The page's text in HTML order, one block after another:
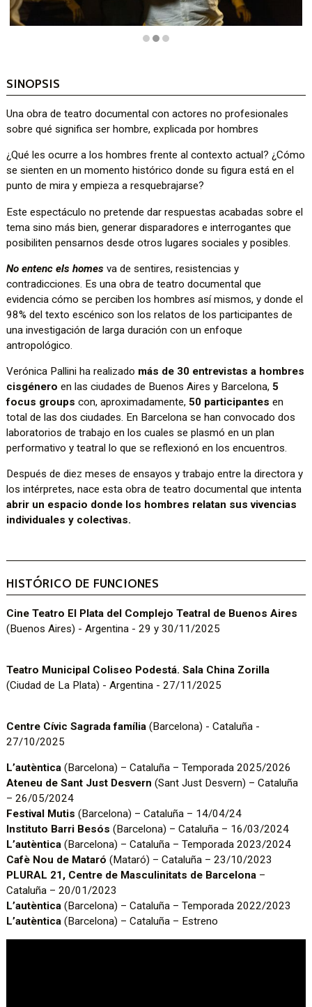
SINOPSIS
Una obra de teatro documental con actores no profesionales
sobre qué significa ser hombre, explicada por hombres
¿Qué les ocurre a los hombres frente al contexto actual? ¿Cómo
se sienten en un momento histórico donde su figura está en el
punto de mira y empieza a resquebrajarse?
Este espectáculo no pretende dar respuestas acabadas sobre el
tema sino más bien, generar disparadores e interrogantes que
posibiliten pensarnos desde otros lugares sociales y posibles.
No entenc els homesva de sentires, resistencias y
contradicciones. Es una obra de teatro documental que
evidencia cómo se perciben los hombres así mismos, y donde el
98% del texto escénico son los relatos de los participantes de
una investigación de larga duración con un enfoque
antropológico.
Verónica Pallini ha realizado más de 30 entrevistas a hombres
cisgénero en las ciudades de Buenos Aires y Barcelona, 5
focus groups con, aproximadamente, 50 participantes en
total de las dos ciudades. En Barcelona se han convocado dos
laboratorios de trabajo en los cuales se plasmó en un plan
performativo y teatral lo que se reflexionó en los encuentros.
Después de diez meses de ensayos y trabajo entre la directora y
los intérpretes, nace esta obra de teatro documental que intenta
abrir un espacio donde los hombres relatan sus vivencias
individuales y colectivas.
HISTÓRICO DE FUNCIONES
Cine Teatro El Plata del Complejo Teatral de Buenos Aires
(Buenos Aires) - Argentina - 29 y 30/11/2025
Teatro Municipal Coliseo Podestá. Sala China Zorilla
(Ciudad de La Plata) - Argentina - 27/11/2025
Centre Cívic Sagrada família(Barcelona) - Cataluña -
27/10/2025
L’autèntica(Barcelona) – Cataluña – Temporada 2025/2026
Ateneu de Sant Just Desvern(Sant Just Desvern) – Cataluña
– 26/05/2024
Festival Mutis (Barcelona) – Cataluña – 14/04/24
Instituto Barri Besós (Barcelona) – Cataluña – 16/03/2024
L’autèntica(Barcelona) – Cataluña – Temporada 2023/2024
Cafè Nou de Mataró (Mataró) – Cataluña – 23/10/2023
PLURAL 21, Centre de Masculinitats de Barcelona –
Cataluña – 20/01/2023
L’autèntica(Barcelona) – Cataluña – Temporada 2022/2023
L’autèntica(Barcelona) – Cataluña – Estreno